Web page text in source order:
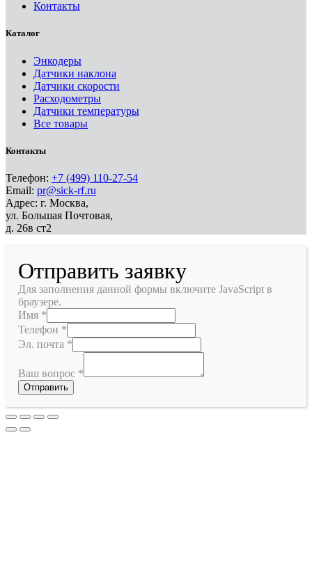
Контакты
Каталог
Энкодеры
Датчики наклона
Датчики скорости
Расходометры
Датчики температуры
Все товары
Контакты
Телефон: +7 (499) 110-27-54
Email: pr@sick-rf.ru
Адрес: г. Москва,
ул. Большая Почтовая,
д. 26в ст2
Отправить заявку
Для заполнения данной формы включите JavaScript в
браузере.
Имя *
Телефон *
Эл. почта *
Ваш вопрос *
Отправить